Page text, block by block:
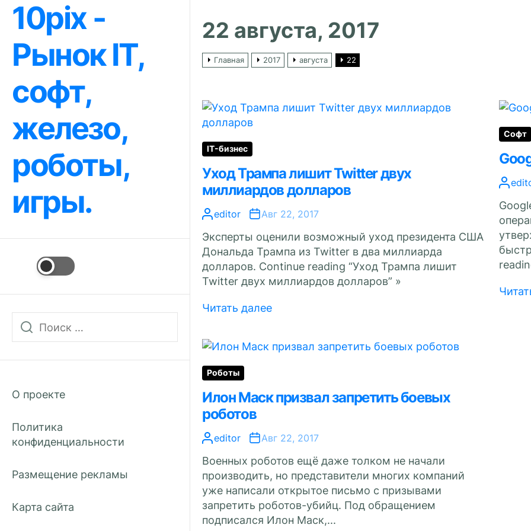
Перейти
содержимому
10pix -
Рынок IT,
софт,
железо,
роботы,
игры.
О проекте
Политика
конфиденциальности
Размещение рекламы
Карта сайта
22 августа, 2017
Главная 2017 августа 22
IT-бизнес
Уход Трампа лишит Twitter двух
миллиардов долларов
editor Авг 22, 2017
Эксперты оценили возможный уход президента США
Дональда Трампа из Twitter в два миллиарда
долларов. Continue reading “Уход Трампа лишит
Twitter двух миллиардов долларов” »
Читать далее
Софт
Роботы
Илон Маск призвал запретить боевых
роботов
editor Авг 22, 2017
Военных роботов ещё даже толком не начали
производить, но представители многих компаний
уже написали открытое письмо с призывами
запретить роботов-убийц. Под обращением
подписался Илон Маск,...